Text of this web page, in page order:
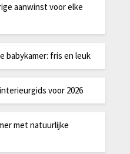
aanwinst voor elke
babykamer: fris en leuk
voor 2026
met natuurlijke